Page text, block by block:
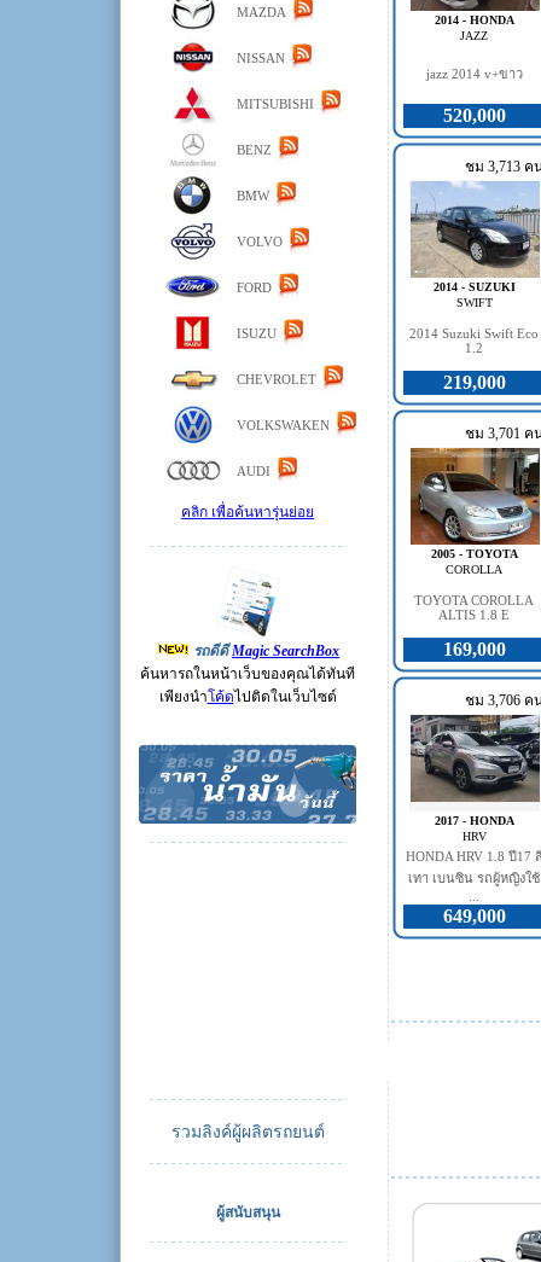
MAZDA
NISSAN
MITSUBISHI
BENZ
BMW
VOLVO
FORD
ISUZU
CHEVROLET
VOLKSWAKEN
AUDI
คลิก เพื่อค้นหารุ่นย่อย
รถดีดีMagic SearchBox
ค้นหารถในหน้าเว็บของคุณได้ทันที
เพียงนำโค้ดไปติดในเว็บไซต์
2014 - HONDA
JAZZ
jazz 2014 v+ขาว
520,000
ชม 3,713 ค
2014 - SUZUKI
SWIFT
2014 Suzuki Swift Eco
1.2
219,000
ชม 3,701 ค
2005 - TOYOTA
COROLLA
TOYOTA COROLLA
ALTIS 1.8 E
169,000
ชม 3,706 ค
2017 - HONDA
HRV
HONDA HRV 1.8 ปี17
เทา เบนซิน รถผู้หญิงใช้
649,000
รวมลิงค์ผู้ผลิตรถยนต์
ผู้สนับสนุน